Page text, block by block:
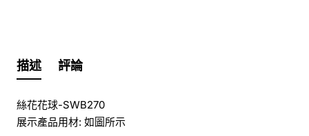
描述 評論
絲花花球-SWB270
展示產品用材: 如圖所示